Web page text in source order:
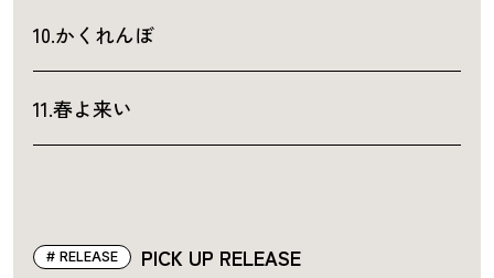
10.かくれんぼ
11.春よ来い
PICK UP RELEASE
RELEASE